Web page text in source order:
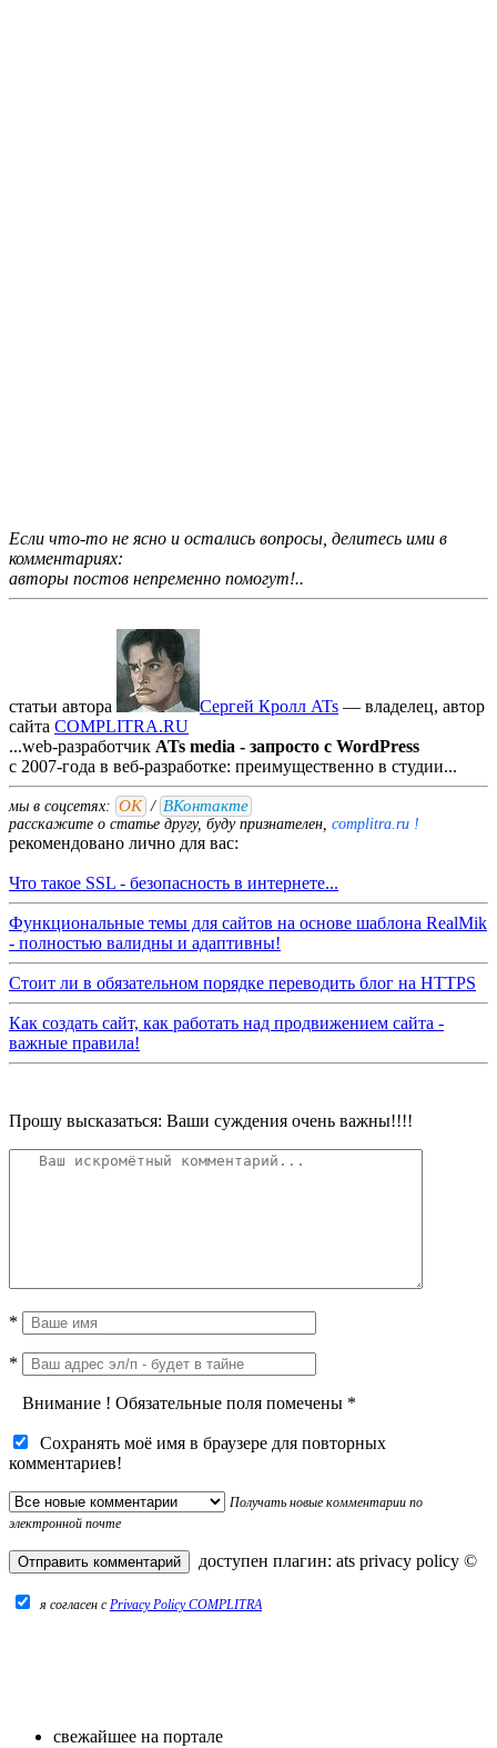
Если что-то не ясно и остались вопросы, делитесь ими в
комментариях:
авторы постов непременно помогут!..
статьи автора Сергей Кролл ATs — владелец, автор
cайта COMPLITRA.RU
...web-разработчик ATs media - запросто с WordPress
с 2007-года в веб-разработке: преимущественно в студии...
мы в соцсетях: ОК / ВКонтакте
расскажите о статье другу, буду признателен, complitra.ru !
рекомендовано лично для вас:
Что такое SSL - безопасность в интернете...
Функциональные темы для сайтов на основе шаблона RealMik
- полностью валидны и адаптивны!
Стоит ли в обязательном порядке переводить блог на HTTPS
Как создать сайт, как работать над продвижением сайта -
важные правила!
Прошу высказаться: Ваши суждения очень важны!!!!
*
*
Внимание ! Обязательные поля помечены *
Сохранять моё имя в браузере для повторных
комментариев!
Получать новые комментарии по
электронной почте
доступен плагин: ats privacy policy ©
я согласен cPrivacy Policy COMPLITRA
свежайшее на портале